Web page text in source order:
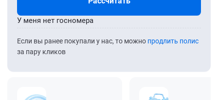
Если вы ранее покупали у нас, то можно продлить полис
за пару кликов
У меня нет госномера